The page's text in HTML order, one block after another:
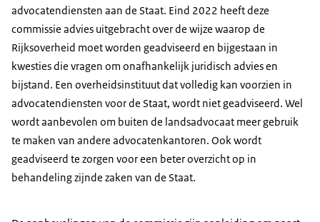
advocatendiensten aan de Staat. Eind 2022 heeft deze
commissie advies uitgebracht over de wijze waarop de
Rijksoverheid moet worden geadviseerd en bijgestaan in
kwesties die vragen om onafhankelijk juridisch advies en
bijstand. Een overheidsinstituut dat volledig kan voorzien in
advocatendiensten voor de Staat, wordt niet geadviseerd. Wel
wordt aanbevolen om buiten de landsadvocaat meer gebruik
te maken van andere advocatenkantoren. Ook wordt
geadviseerd te zorgen voor een beter overzicht op in
behandeling zijnde zaken van de Staat.